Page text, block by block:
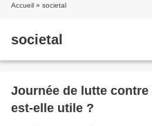
Accueil » societal
societal
Journée de lutte
est-elle utile ?